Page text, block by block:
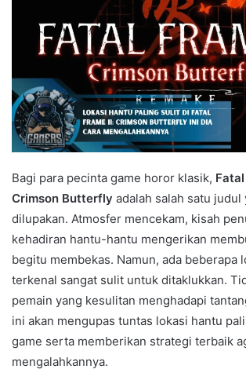
Bagi para pecinta game horor klasik,
Crimson Butterfly adalah salah satu judul
dilupakan. Atmosfer mencekam, kisah
kehadiran hantu-hantu mengerikan
begitu membekas. Namun, ada beberapa
terkenal sangat sulit untuk ditaklukkan.
pemain yang kesulitan menghadapi
ini akan mengupas tuntas lokasi hantu
game serta memberikan strategi terbaik
mengalahkannya.